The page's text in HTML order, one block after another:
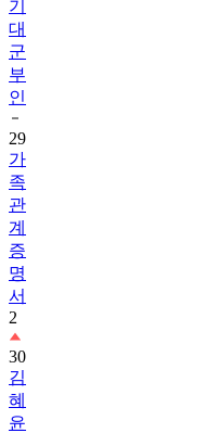
기
대
군
부
인
29
가
족
관
계
증
명
서
2
30
김
혜
윤